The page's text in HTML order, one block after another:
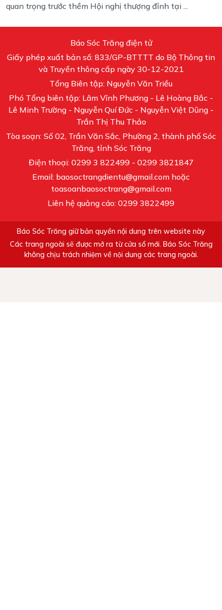
quan trọng trước thềm Hội nghị thượng đỉnh tại ...
Báo Sóc Trăng điện tử
Giấy phép xuất bản số: 833/GP-BTTTT do Bộ Thông tin
và Truyền thông cấp ngày 30-12-2021
Tổng Biên tập: Nguyễn Văn Triều
Phó Tổng biên tập: Lâm Vĩnh Phương - Lê Hoàng Bắc -
Lê Minh Trường - Nguyễn Quí Đức - Nguyễn Việt Dũng -
Trần Thị Thu Thảo
Tòa soạn: Số 02, Trần Văn Sắc, Phường 2, thành phố Sóc
Trăng, tỉnh Sóc Trăng
Điện thoại: 0299 3 822499 - 0299 3821847
Email: baosoctrangdientu@gmail.com hoặc
toasoanbaosoctrang@gmail.com
Liên hệ quảng cáo: 0299 3822499
Báo Sóc Trăng giữ bản quyền nội dung trên website này
Các trang ngoài sẽ được mở ra từ cửa sổ mới. Báo Sóc Trăng
không chịu trách nhiệm về nội dung các trang ngoài.